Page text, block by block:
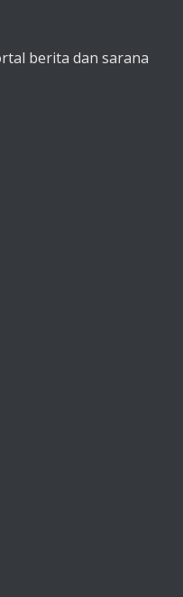
berita dan sarana